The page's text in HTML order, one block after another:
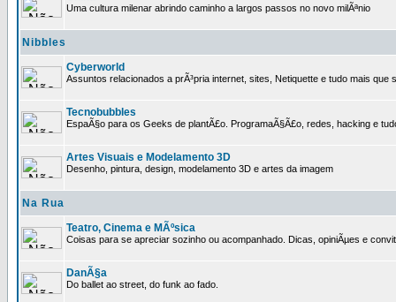
Uma cultura milenar abrindo caminho a largos passos no novo milÃªnio
Nibbles
Cyberworld
Assuntos relacionados a prÃ³pria internet, sites, Netiquette e tudo mais que
Tecnobubbles
EspaÃ§o para os Geeks de plantÃ£o. ProgramaÃ§Ã£o, redes, hacking e
Artes Visuais e Modelamento 3D
Desenho, pintura, design, modelamento 3D e artes da imagem
Na Rua
Teatro, Cinema e MÃºsica
Coisas para se apreciar sozinho ou acompanhado. Dicas, opiniÃµes e
DanÃ§a
Do ballet ao street, do funk ao fado.